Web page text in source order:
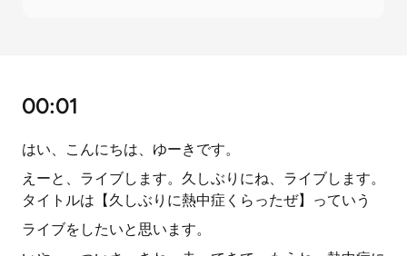
00:01
はい、こんにちは、ゆーきです。
えーと、ライブします。久しぶりにね、ライブします。
タイトルは【久しぶりに熱中症くらったぜ】っていう
ライブをしたいと思います。